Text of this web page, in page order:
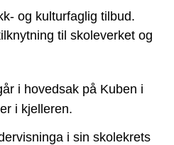
og kulturfaglig tilbud.
til skoleverket og
i hovedsak på Kuben i
i kjelleren.
i sin skolekrets